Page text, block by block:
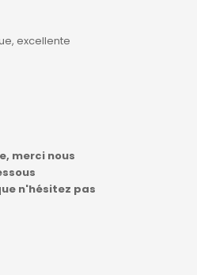
excellente
merci nous
n'hésitez pas